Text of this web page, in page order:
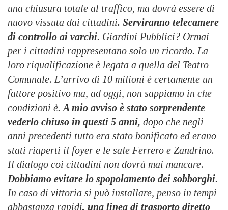
una chiusura totale al traffico, ma dovrà essere di
nuovo vissuta dai cittadini. Serviranno telecamere
di controllo ai varchi. Giardini Pubblici? Ormai
per i cittadini rappresentano solo un ricordo. La
loro riqualificazione è legata a quella del Teatro
Comunale. L’arrivo di 10 milioni è certamente un
fattore positivo ma, ad oggi, non sappiamo in che
condizioni è. A mio avviso è stato sorprendente
vederlo chiuso in questi 5 anni, dopo che negli
anni precedenti tutto era stato bonificato ed erano
stati riaperti il foyer e le sale Ferrero e Zandrino.
Il dialogo coi cittadini non dovrà mai mancare.
Dobbiamo evitare lo spopolamento dei sobborghi.
In caso di vittoria si può installare, penso in tempi
abbastanza rapidi, una linea di trasporto diretto